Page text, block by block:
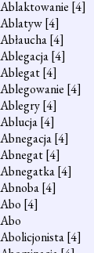
Ablaktowanie [4]
Ablatyw[4]
Abłaucha[4]
Ablegacja[4]
Ablegat[4]
Ablegowanie [4]
Ablegry[4]
Ablucja[4]
Abnegacja[4]
Abnegat[4]
Abnegatka[4]
Abnoba[4]
Abo [4]
Abo
Abolicjonista[4]